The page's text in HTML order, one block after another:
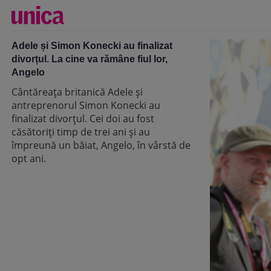
Adele și Simon Konecki au finalizat
divorțul. La cine va rămâne fiul lor,
Angelo
Cântăreața britanică Adele și
antreprenorul Simon Konecki au
finalizat divorțul. Cei doi au fost
căsătoriți timp de trei ani și au
împreună un băiat, Angelo, în vârstă de
opt ani.